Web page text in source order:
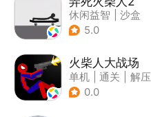
休闲益智
沙盒
5.0
火柴人大战场
单机 通关
解压
| 火柴人
0.0